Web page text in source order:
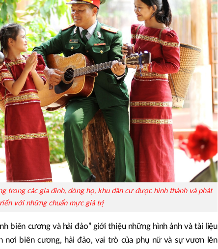
trong các gia đình, dòng họ, khu dân cư được hình thành và phát
với những chuẩn mực giá trị
biên cương và hải đảo” giới thiệu những hình ảnh và tài liệu
nơi biên cương, hải đảo, vai trò của phụ nữ và sự vươn lên